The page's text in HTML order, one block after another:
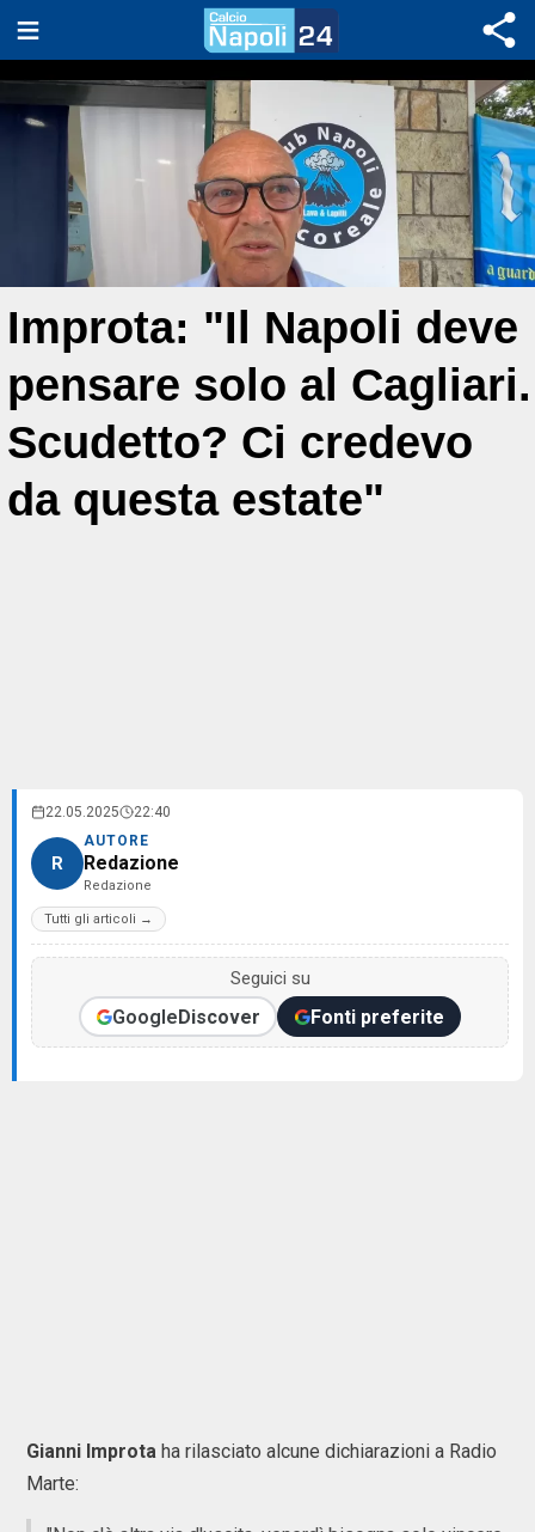
Improta: "Il Napoli deve
pensare solo al Cagliari.
Scudetto? Ci credevo
da questa estate"
22.05.2025 22:40
R
AUTORE
Redazione
Redazione
Tutti gli articoli →
Seguici su
GoogleDiscover Fonti preferite
Gianni Improta ha rilasciato alcune dichiarazioni a Radio
Marte: